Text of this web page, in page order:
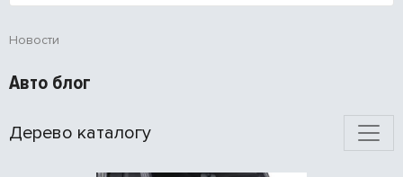
Новости
Авто блог
Дерево каталогу